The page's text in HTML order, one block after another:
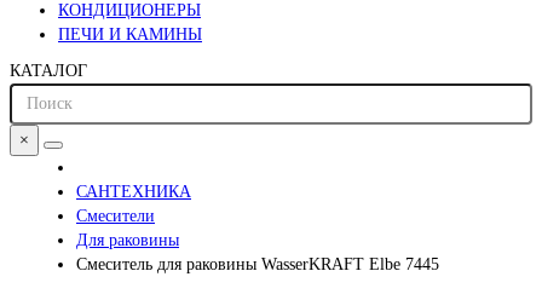
КОНДИЦИОНЕРЫ
ПЕЧИ И КАМИНЫ
КАТАЛОГ
×
САНТЕХНИКА
Смесители
Для раковины
Смеситель для раковины WasserKRAFT Elbe 7445